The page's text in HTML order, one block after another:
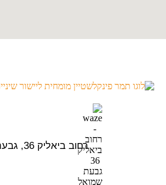
רחוב ביאליק 36, גבעת שמואל